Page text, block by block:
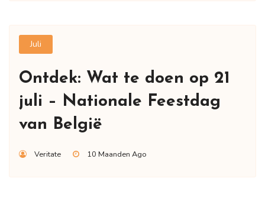
Juli
Ontdek: Wat te doen op 21
juli – Nationale Feestdag
van België
Veritate 10 Maanden Ago